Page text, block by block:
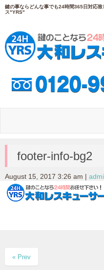
鍵の事ならどんな事でも24時間365日対応
ス"YRS"
footer-info-bg2
August 15, 2017 3:26 am
« Prev